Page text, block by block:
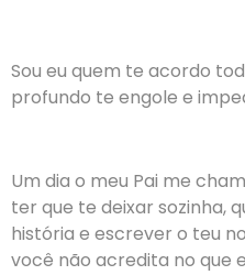
Sou eu quem te acordo
profundo te engole e
Um dia o meu Pai me
ter que te deixar sozinha,
história e escrever o teu
você não acredita no que